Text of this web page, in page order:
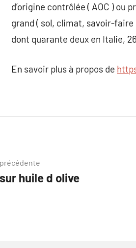
d’origine contrôlée ( AOC ) ou
grand ( sol, climat, savoir-faire
dont quarante deux en Italie,
En savoir plus à propos de
huile d olive